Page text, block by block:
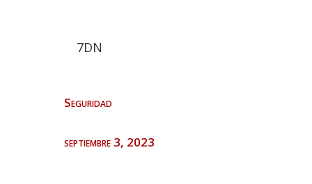
7DN
Seguridad
septiembre 3, 2023